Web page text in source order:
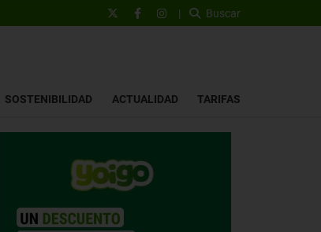
| Buscar
SOSTENIBILIDAD ACTUALIDAD TARIFAS